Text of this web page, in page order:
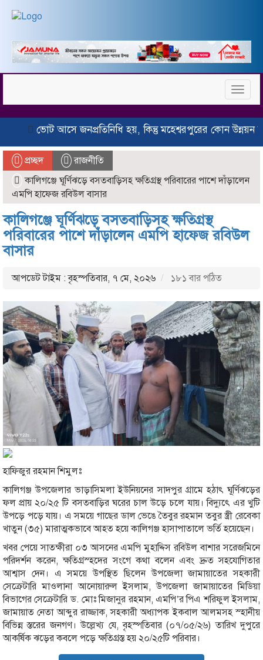
ভোট আসে জনপ্রতিনিধি হয়, কিন্তু মহেশ্বরপুরের কোন উন্নয়ন হয়না
প্রচ্ছদ
রাজনীতি
কালিগঞ্জে ঘূর্ণিঝড়ে বসতবাড়িসহ ক্ষতিগ্রস্থ পরিবারের পাশে দাঁড়ালেন
এমপি হাফেজ রবিউল বাসার
কালিগঞ্জে ঘূর্ণিঝড়ে বসতবাড়িসহ ক্ষতিগ্রস্থ
পরিবারের পাশে দাঁড়ালেন এমপি হাফেজ রবিউল
বাসার
আপডেট টাইম : বৃহস্পতিবার, ৭ মে, ২০২৬ ১৮১ বার পঠিত
হাফিজুর রহমান শিমুলঃ
কালিগঞ্জ উপজেলার ভাড়াসিমলা ইউনিয়নের সাদপুর গ্রামে হঠাৎ ঘূর্ণিঝড়ের
ফল প্রায় ২০/২৫ টি বসতবাড়ির ঘরের চাল উড়ে চলে যায়। বিদ্যুৎে এর খুটি
উপড়ে পড়ে যায়। এ সময়ে গাছের ডাল ভেঙে তৈবুর রহমান তবুর স্ত্রী রেবেকা
খাতুন (৩৫) মারাত্মকভাবে আহত হয়ে কালিগঞ্জ হাসাপাতালে ভর্তি হয়েছেন।
খবর পেয়ে সাতক্ষীরা ০৩ আসনের এমপি মুহাদ্দিস রবিউল বাশার সরেজমিনে
পরিদর্শন করেন, ক্ষতিগ্রস্হদের সংগে কথা বলেন এবং দ্রুত সহযোগিতার
আশ্বাস দেন। এ সময়ে উপস্থিত ছিলেন উপজেলা জামায়াতের সহকারী
সেক্রেটারি মাওলানা আনোয়ারুল ইসলাম, উপজেলা জামায়াতের মিডিয়া
বিভাগের সেক্রেটারি ড. মোঃ মিজানুর রহমান, এমপি’র পিএ শরিফুল ইসলাম,
জামায়াত নেতা আব্দুর রাজ্জাক, সহকারী অধ্যাপক ইকবাল আলমসহ স্হানীয়
বিভিন্ন স্তরের জনগণ। উল্লেখ্য যে, বৃহস্পতিবার (০৭/০৫/২৬) তারিখ দুপুরে
আকর্ষিক ঝড়ের কবলে পড়ে ক্ষতিগ্রস্ত হয় ২০/২৫টি পরিবার।